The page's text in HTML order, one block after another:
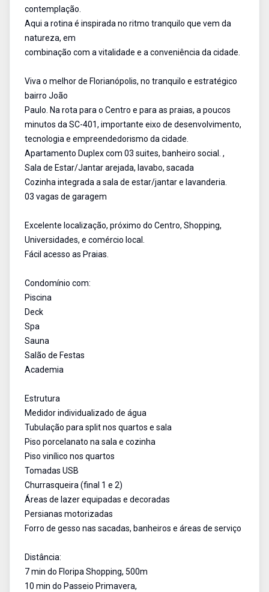
contemplação.
Aqui a rotina é inspirada no ritmo tranquilo que vem da
natureza, em
combinação com a vitalidade e a conveniência da cidade.
Viva o melhor de Florianópolis, no tranquilo e estratégico
bairro João
Paulo. Na rota para o Centro e para as praias, a poucos
minutos da SC-401, importante eixo de desenvolvimento,
tecnologia e empreendedorismo da cidade.
Apartamento Duplex com 03 suites, banheiro social. ,
Sala de Estar/Jantar arejada, lavabo, sacada
Cozinha integrada a sala de estar/jantar e lavanderia.
03 vagas de garagem
Excelente localização, próximo do Centro, Shopping,
Universidades, e comércio local.
Fácil acesso as Praias.
Condomínio com:
Piscina
Deck
Spa
Sauna
Salão de Festas
Academia
Estrutura
Medidor individualizado de água
Tubulação para split nos quartos e sala
Piso porcelanato na sala e cozinha
Piso vinílico nos quartos
Tomadas USB
Churrasqueira (final 1 e 2)
Áreas de lazer equipadas e decoradas
Persianas motorizadas
Forro de gesso nas sacadas, banheiros e áreas de serviço
Distância:
7 min do Floripa Shopping, 500m
10 min do Passeio Primavera,